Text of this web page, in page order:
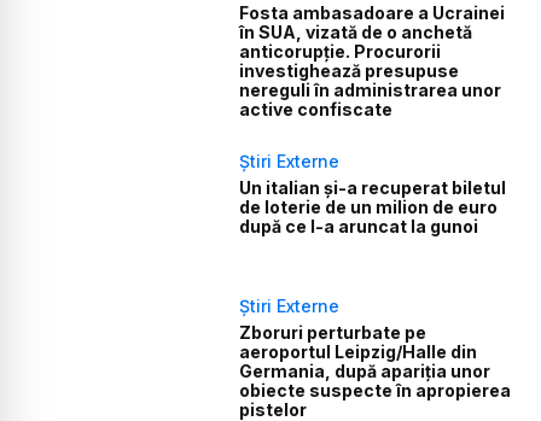
Fosta ambasadoare a Ucrainei
în SUA, vizată de o anchetă
anticorupție. Procurorii
investighează presupuse
nereguli în administrarea unor
active confiscate
Știri Externe
Un italian și-a recuperat biletul
de loterie de un milion de euro
după ce l-a aruncat la gunoi
Știri Externe
Zboruri perturbate pe
aeroportul Leipzig/Halle din
Germania, după apariția unor
obiecte suspecte în apropierea
pistelor